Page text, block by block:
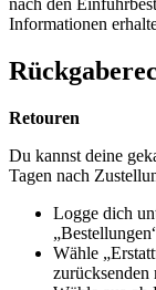
nach den
Informationen
Retouren
Du kannst deine
Tagen nach
Logge dich
Wähle
zurücksenden